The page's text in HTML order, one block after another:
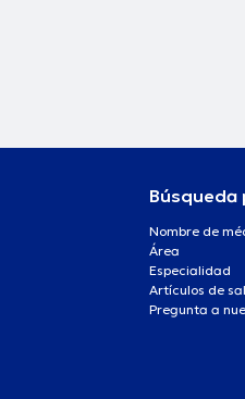
Búsqueda
Nombre de
Área
Especialidad
Artículos de
Pregunta a